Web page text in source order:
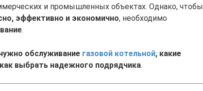
и промышленных объектах. Однако, чтобы
эффективно и экономично, необходимо
.
обслуживание газовой котельной, какие
выбрать надежного подрядчика.